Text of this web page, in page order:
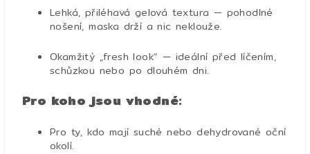
Lehká, přiléhavá gelová textura — pohodlné
nošení, maska drží a nic neklouže.
Okamžitý „fresh look“ — ideální před líčením,
schůzkou nebo po dlouhém dni.
Pro koho jsou vhodné:
Pro ty, kdo mají suché nebo dehydrované oční
okolí.